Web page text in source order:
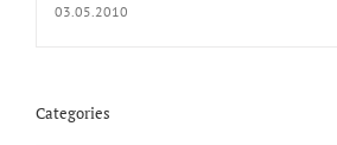
03.05.2010
Categories